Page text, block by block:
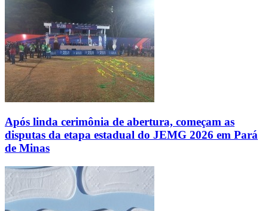
Após linda cerimônia de abertura, começam as
disputas da etapa estadual do JEMG 2026 em Pará
de Minas